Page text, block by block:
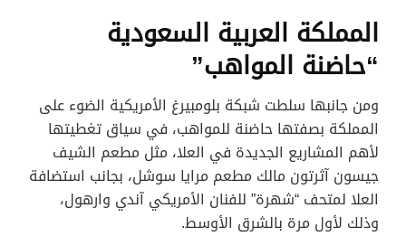
المملكة العربية السعودية
“حاضنة المواهب”
ومن جانبها سلطت شبكة بلومبيرغ الأمريكية الضوء على
المملكة بصفتها حاضنة للمواهب، في سياق تغطيتها
لأهم المشاريع الجديدة في العلا، مثل مطعم الشيف
جيسون آثرتون مالك مطعم مرايا سوشل، بجانب استضافة
العلا لمتحف “شهرة” للفنان الأمريكي آندي وارهول،
وذلك لأول مرة بالشرق الأوسط.